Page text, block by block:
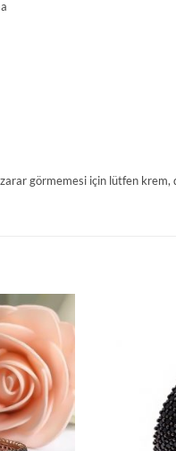
görmemesi için lütfen krem,